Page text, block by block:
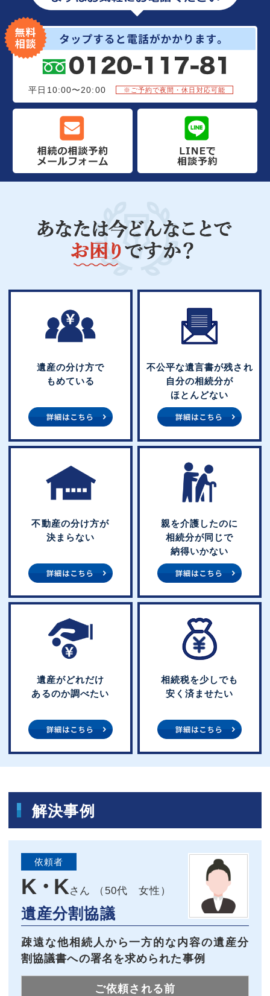
平日10:00〜20:00 ※ご予約で夜間・休日対応可能
遺産の分け方で
もめている
不公平な遺言書が残され
自分の相続分が
ほとんどない
不動産の分け方が
決まらない
親を介護したのに
相続分が同じで
納得いかない
遺産がどれだけ
あるのか調べたい
相続税を少しでも
安く済ませたい
解決事例
依頼者
K・K 50代 女性
遺産分割協議
疎遠な他相続人から一方的な内容の遺産分
割協議書への署名を求められた事例
ご依頼される前